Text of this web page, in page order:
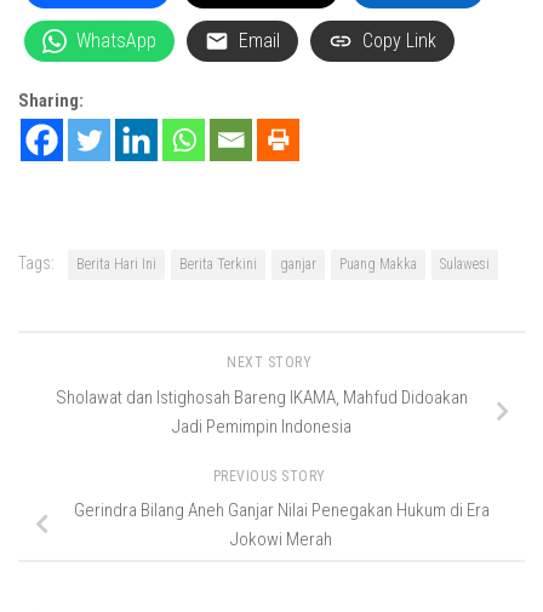
WhatsApp Email Copy Link
Sharing:
Tags: Berita Hari Ini Berita Terkini ganjar Puang Makka Sulawesi
NEXT STORY
Sholawat dan Istighosah Bareng IKAMA, Mahfud Didoakan
Jadi Pemimpin Indonesia
PREVIOUS STORY
Gerindra Bilang Aneh Ganjar Nilai Penegakan Hukum di Era
Jokowi Merah